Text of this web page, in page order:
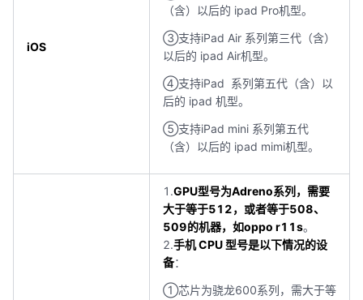
iOS
（含）以后的 ipad Pro机型。
③支持iPad Air 系列第三代（含）
以后的 ipad Air机型。
④支持iPad 系列第五代（含）以
后的 ipad 机型。
⑤支持iPad mini 系列第五代
（含）以后的 ipad mimi机型。
1.GPU型号为Adreno系列，需要
大于等于512，或者等于508、
509的机器，如oppo r11s。
2.手机 CPU 型号是以下情况的设
备：
①芯片为骁龙600系列，需大于等